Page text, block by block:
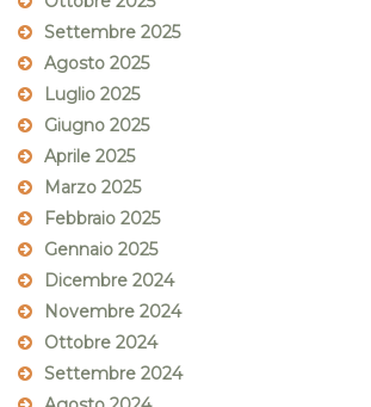
Settembre 2025
Agosto 2025
Luglio 2025
Giugno 2025
Aprile 2025
Marzo 2025
Febbraio 2025
Gennaio 2025
Dicembre 2024
Novembre 2024
Ottobre 2024
Settembre 2024